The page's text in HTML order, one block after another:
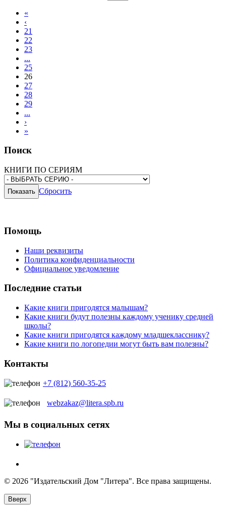
«
‹
21
22
23
...
25
26
27
28
29
...
›
»
Поиск
КНИГИ ПО СЕРИЯМ
Сбросить
Помощь
Наши реквизиты
Политика конфиденциальности
Официальное уведомление
Последние статьи
Какие книги пригодятся малышам?
Какие книги будут полезны каждому ученику средней
школы?
Какие книги пригодятся каждому младшекласснику?
Какие книги по логопедии могут быть вам полезны?
Контакты
+7 (812) 560-35-25
webzakaz@litera.spb.ru
Мы в социальных сетях
© 2026 "Издательский Дом "Литера". Все права защищены.
Вверх